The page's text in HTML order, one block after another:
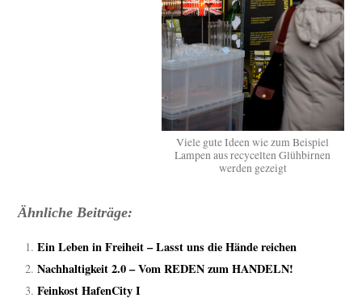
Viele gute Ideen wie zum Beispiel
Lampen aus recycelten Glühbirnen
werden gezeigt
Ähnliche Beiträge:
Ein Leben in Freiheit – Lasst uns die Hände reichen
Nachhaltigkeit 2.0 – Vom REDEN zum HANDELN!
Feinkost HafenCity I